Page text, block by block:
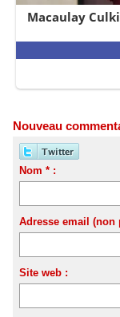
Nouveau
Nom * :
Adresse email (non
Site web :